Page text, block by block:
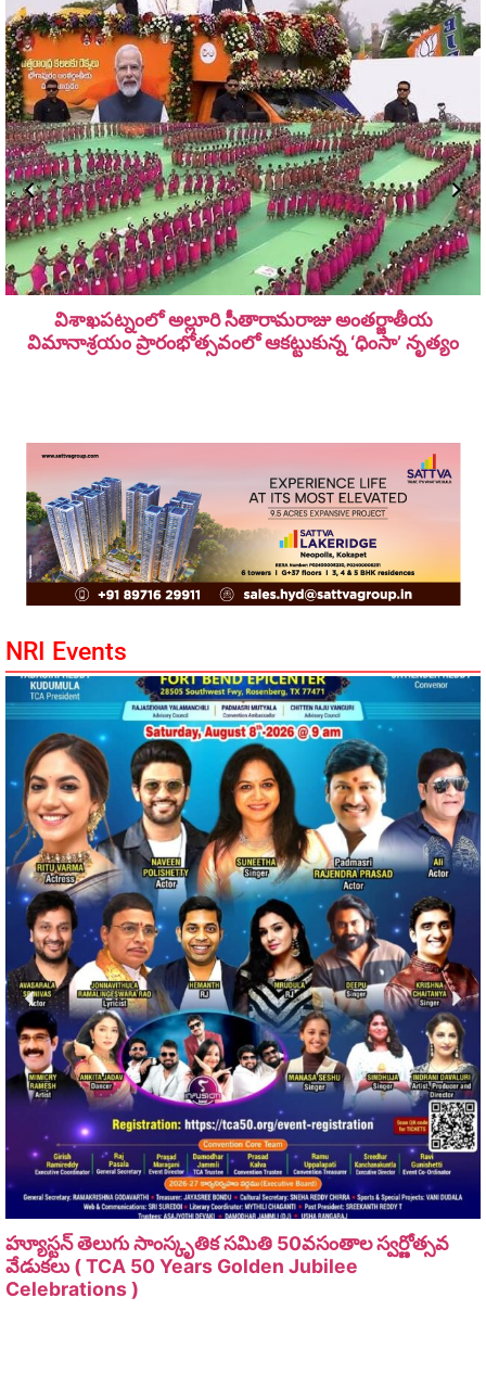
విశాఖపట్నంలో అల్లూరి సీతారామ‌రాజు అంత‌ర్జాతీయ
విమానాశ్ర‌యం ప్రారంభోత్సవంలో ఆకట్టుకున్న ‘ధింసా’ నృత్యం
NRI Events
హ్యూస్టన్ తెలుగు సాంస్కృతిక సమితి 50వసంతాల స్వర్ణోత్సవ
వేడుకలు ( TCA 50 Years Golden Jubilee
Celebrations )